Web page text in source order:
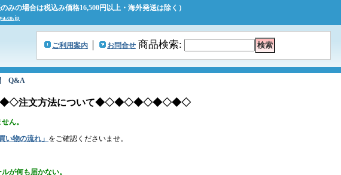
の場合は税込み価格16,500円以上・海外発送は除く）
ご利用案内 ｜ お問合せ 商品検索:
Q&A
文方法について◆◇◆◇◆◇◆◇◆◇
ん。
い物の流れ」 をご確認くださいませ。
が何も届かない。